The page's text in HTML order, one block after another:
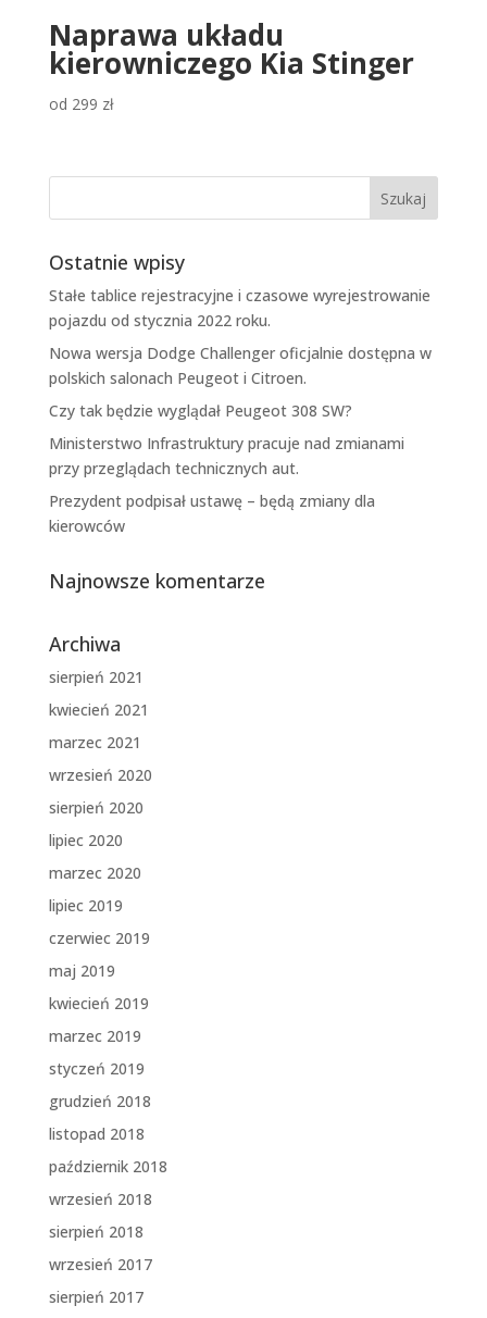
Naprawa układu
kierowniczego Kia Stinger
od 299 zł
Ostatnie wpisy
Stałe tablice rejestracyjne i czasowe wyrejestrowanie
pojazdu od stycznia 2022 roku.
Nowa wersja Dodge Challenger oficjalnie dostępna w
polskich salonach Peugeot i Citroen.
Czy tak będzie wyglądał Peugeot 308 SW?
Ministerstwo Infrastruktury pracuje nad zmianami
przy przeglądach technicznych aut.
Prezydent podpisał ustawę – będą zmiany dla
kierowców
Najnowsze komentarze
Archiwa
sierpień 2021
kwiecień 2021
marzec 2021
wrzesień 2020
sierpień 2020
lipiec 2020
marzec 2020
lipiec 2019
czerwiec 2019
maj 2019
kwiecień 2019
marzec 2019
styczeń 2019
grudzień 2018
listopad 2018
październik 2018
wrzesień 2018
sierpień 2018
wrzesień 2017
sierpień 2017